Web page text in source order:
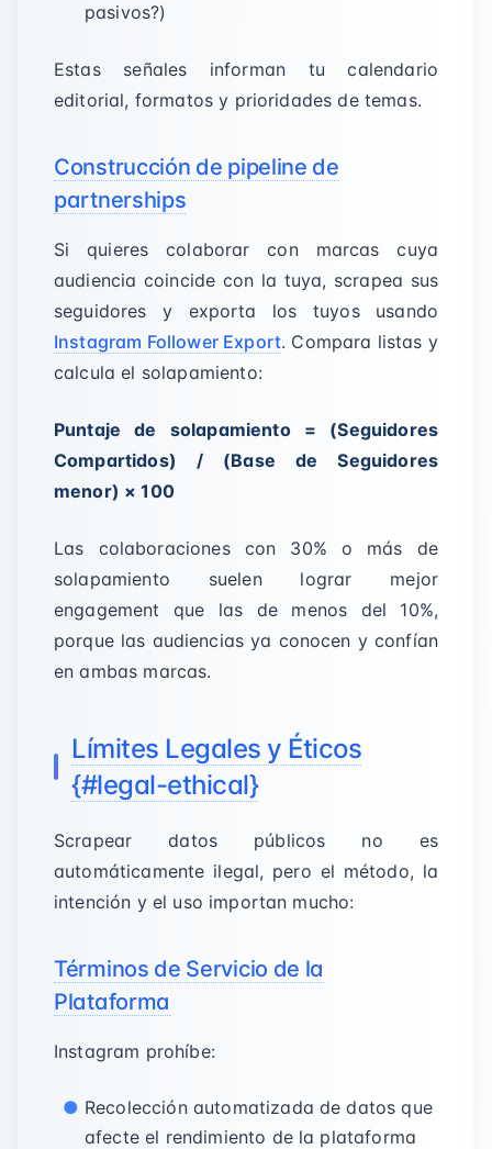
pasivos?)
Estas señales informan tu calendario
editorial, formatos y prioridades de temas.
Construcción de pipeline de
partnerships
Si quieres colaborar con marcas cuya
audiencia coincide con la tuya, scrapea sus
seguidores y exporta los tuyos usando
Instagram Follower Export. Compara listas y
calcula el solapamiento:
Puntaje de solapamiento = (Seguidores
Compartidos) / (Base de Seguidores
menor) × 100
Las colaboraciones con 30% o más de
solapamiento suelen lograr mejor
engagement que las de menos del 10%,
porque las audiencias ya conocen y confían
en ambas marcas.
Límites Legales y Éticos
{#legal-ethical}
Scrapear datos públicos no es
automáticamente ilegal, pero el método, la
intención y el uso importan mucho:
Términos de Servicio de la
Plataforma
Instagram prohíbe:
Recolección automatizada de datos que
afecte el rendimiento de la plataforma